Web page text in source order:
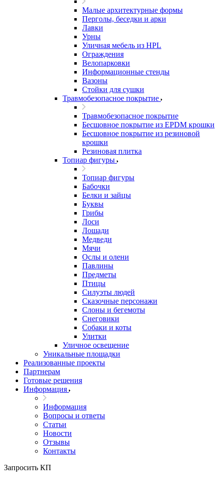
Малые архитектурные формы
Перголы, беседки и арки
Лавки
Урны
Уличная мебель из HPL
Ограждения
Велопарковки
Информационные стенды
Вазоны
Стойки для сушки
Травмобезопасное покрытие
Травмобезопасное покрытие
Бесшовное покрытие из EPDM крошки
Бесшовное покрытие из резиновой
крошки
Резиновая плитка
Топиар фигуры
Топиар фигуры
Бабочки
Белки и зайцы
Буквы
Грибы
Лоси
Лошади
Медведи
Мячи
Ослы и олени
Павлины
Предметы
Птицы
Силуэты людей
Сказочные персонажи
Слоны и бегемоты
Снеговики
Собаки и коты
Улитки
Уличное освещение
Уникальные площадки
Реализованные проекты
Партнерам
Готовые решения
Информация
Информация
Вопросы и ответы
Статьи
Новости
Отзывы
Контакты
Запросить КП